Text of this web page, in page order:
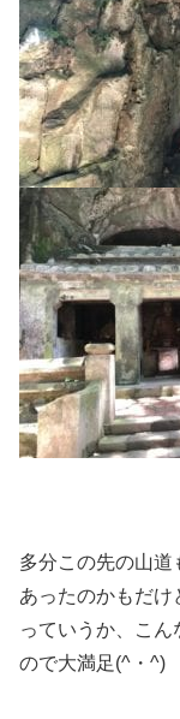
多分この先の山
あったのかもだけ
っていうか、こ
ので大満足(^・^)